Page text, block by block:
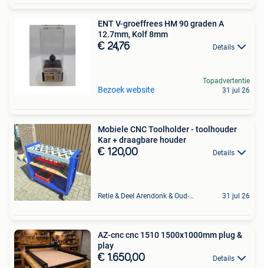
ENT V-groeffrees HM 90 graden A
12.7mm, Kolf 8mm
€ 24,76 Details
Bezoek website
Topadvertentie
31 jul 26
Mobiele CNC Toolholder - toolhouder
Kar + draagbare houder
€ 120,00 Details
Retie & Deel Arendonk & Oud-Turnhout 31 jul 26
AZ-cnc cnc 1510 1500x1000mm plug &
play
€ 1.650,00 Details